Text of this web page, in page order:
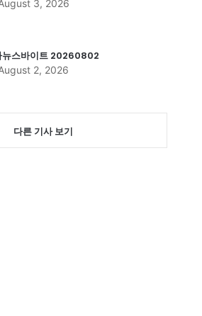
3, 2026
뉴스바이트 20260802
2, 2026
다른 기사 보기